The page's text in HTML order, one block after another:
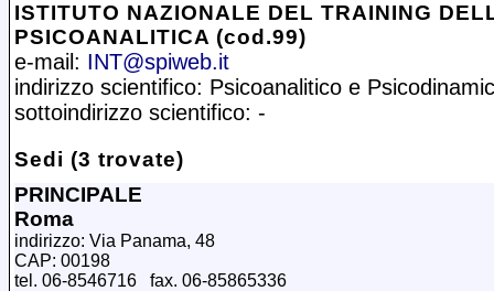
ISTITUTO NAZIONALE DEL TRAINING
PSICOANALITICA (cod.99)
e-mail: INT@spiweb.it
indirizzo scientifico: Psicoanalitico e
sottoindirizzo scientifico: -
Sedi (3 trovate)
PRINCIPALE
Roma
indirizzo: Via Panama, 48
CAP: 00198
tel. 06-8546716 fax. 06-85865336